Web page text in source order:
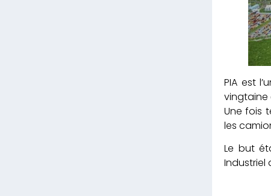
PIA est
vingtaine
Une fois
les
Le but
Industriel